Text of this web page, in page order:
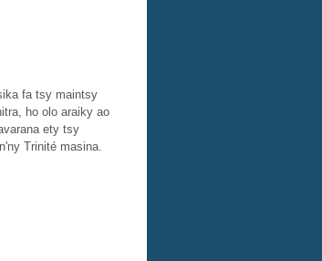
fa tsy maintsy
ho olo araiky ao
ety tsy
Trinité masina.